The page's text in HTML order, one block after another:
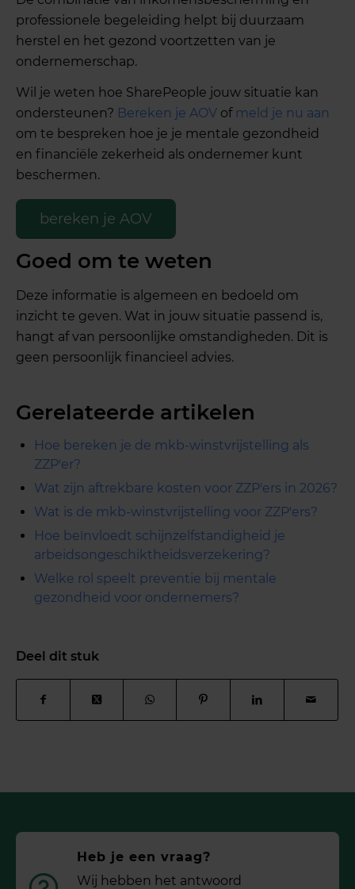
professionele begeleiding helpt bij duurzaam
herstel en het gezond voortzetten van je
ondernemerschap.
Wil je weten hoe SharePeople jouw situatie kan
ondersteunen? Bereken je AOV of meld je nu aan
om te bespreken hoe je je mentale gezondheid
en financiële zekerheid als ondernemer kunt
beschermen.
bereken je AOV
Goed om te weten
Deze informatie is algemeen en bedoeld om
inzicht te geven. Wat in jouw situatie passend is,
hangt af van persoonlijke omstandigheden. Dit is
geen persoonlijk financieel advies.
Gerelateerde artikelen
Hoe bereken je de mkb-winstvrijstelling als
ZZP'er?
Wat zijn aftrekbare kosten voor ZZP'ers in 2026?
Wat is de mkb-winstvrijstelling voor ZZP'ers?
Hoe beïnvloedt schijnzelfstandigheid je
arbeidsongeschiktheidsverzekering?
Welke rol speelt preventie bij mentale
gezondheid voor ondernemers?
Deel dit stuk
Heb je een vraag?
Wij hebben het antwoord